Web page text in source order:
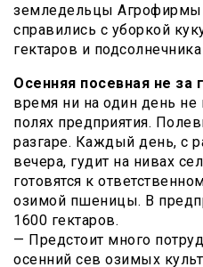
земледельцы
справились с уборкой
гектаров и
Осенняя посевная не за
время ни на один день не
полях предприятия.
разгаре. Каждый день, с
вечера, гудит на нивах
готовятся к
озимой пшеницы. В
1600 гектаров.
— Предстоит много
осенний сев озимых